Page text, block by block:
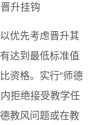
升挂钩
优先考虑晋升其
达到最低标准值
资格。实行“师德
拒绝接受教学任
教风问题或在教